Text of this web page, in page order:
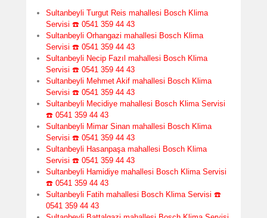
Sultanbeyli Turgut Reis mahallesi Bosch Klima
Servisi ☎️ 0541 359 44 43
Sultanbeyli Orhangazi mahallesi Bosch Klima
Servisi ☎️ 0541 359 44 43
Sultanbeyli Necip Fazıl mahallesi Bosch Klima
Servisi ☎️ 0541 359 44 43
Sultanbeyli Mehmet Akif mahallesi Bosch Klima
Servisi ☎️ 0541 359 44 43
Sultanbeyli Mecidiye mahallesi Bosch Klima Servisi
☎️ 0541 359 44 43
Sultanbeyli Mimar Sinan mahallesi Bosch Klima
Servisi ☎️ 0541 359 44 43
Sultanbeyli Hasanpaşa mahallesi Bosch Klima
Servisi ☎️ 0541 359 44 43
Sultanbeyli Hamidiye mahallesi Bosch Klima Servisi
☎️ 0541 359 44 43
Sultanbeyli Fatih mahallesi Bosch Klima Servisi ☎️
0541 359 44 43